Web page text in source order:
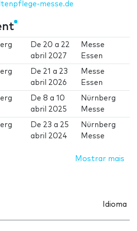
messe.de
De 20 a 22
abril 2027
Messe
Essen
De 21 a 23
abril 2026
Messe
Essen
De8 a10
abril 2025
Nürnberg
Messe
De 23 a 25
abril 2024
Nürnberg
Messe
Mostrar mais
Idioma